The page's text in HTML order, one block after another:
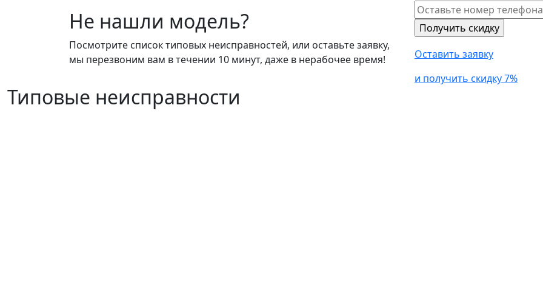
Не нашли модель?
Посмотрите список типовых неисправностей, или оставьте заявку,
мы перезвоним вам в течении 10 минут, даже в нерабочее время!
Оставить заявку
и получить скидку 7%
Типовые неисправности